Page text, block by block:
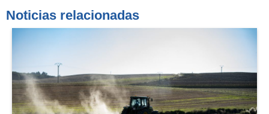
Noticias relacionadas